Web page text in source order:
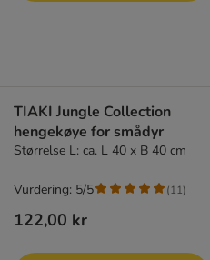
TIAKI Jungle Collection
hengekøye for smådyr
Størrelse L: ca. L 40 x B 40 cm
122,00 kr
Vurdering: 5/5 (11)